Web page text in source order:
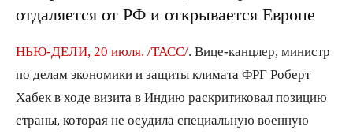
отдаляется от РФ и открывается Европе
НЬЮ-ДЕЛИ, 20 июля. /ТАСС/ . Вице-канцлер, министр
по делам экономики и защиты климата ФРГ Роберт
Хабек в ходе визита в Индию раскритиковал позицию
страны, которая не осудила специальную военную